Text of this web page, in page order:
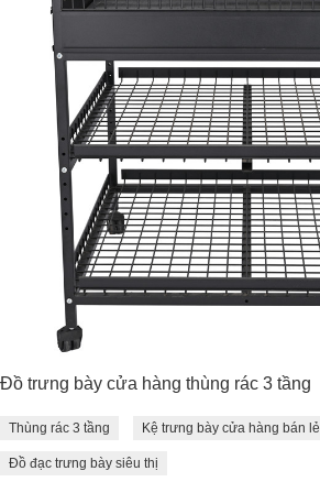
Đồ trưng bày cửa hàng thùng rác 3 tầng
Thùng rác 3 tầng Kệ trưng bày cửa hàng bán lẻ
Đồ đạc trưng bày siêu thị